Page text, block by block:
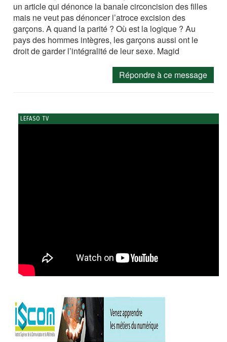
un article qui dénonce la banale circoncision des filles
mais ne veut pas dénoncer l’atroce excision des
garçons. A quand la parité ? Où est la logique ? Au
pays des hommes intègres, les garçons aussi ont le
droit de garder l’intégralité de leur sexe. Magid
Répondre à ce message
LEFASO TV